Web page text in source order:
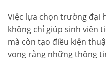
Việc lựa chọn trường đại
không chỉ giúp sinh viên
mà còn tạo điều kiện
vọng rằng những thông